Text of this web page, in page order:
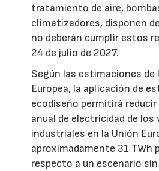
tratamiento de aire,
climatizadores, disponen
no deberán cumplir estos
24 de julio de 2027.
Según las estimaciones de
Europea, la aplicación de
ecodiseño permitirá
anual de electricidad de
industriales en la Unión
aproximadamente 31 TWh
respecto a un escenario